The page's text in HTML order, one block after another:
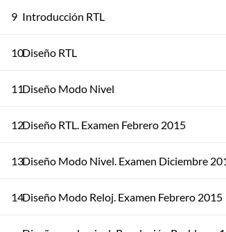
9 Introducción RTL
10Diseño RTL
11Diseño Modo Nivel
12Diseño RTL. Examen Febrero 2015
13Diseño Modo Nivel. Examen Diciembre
14Diseño Modo Reloj. Examen Febrero 2015